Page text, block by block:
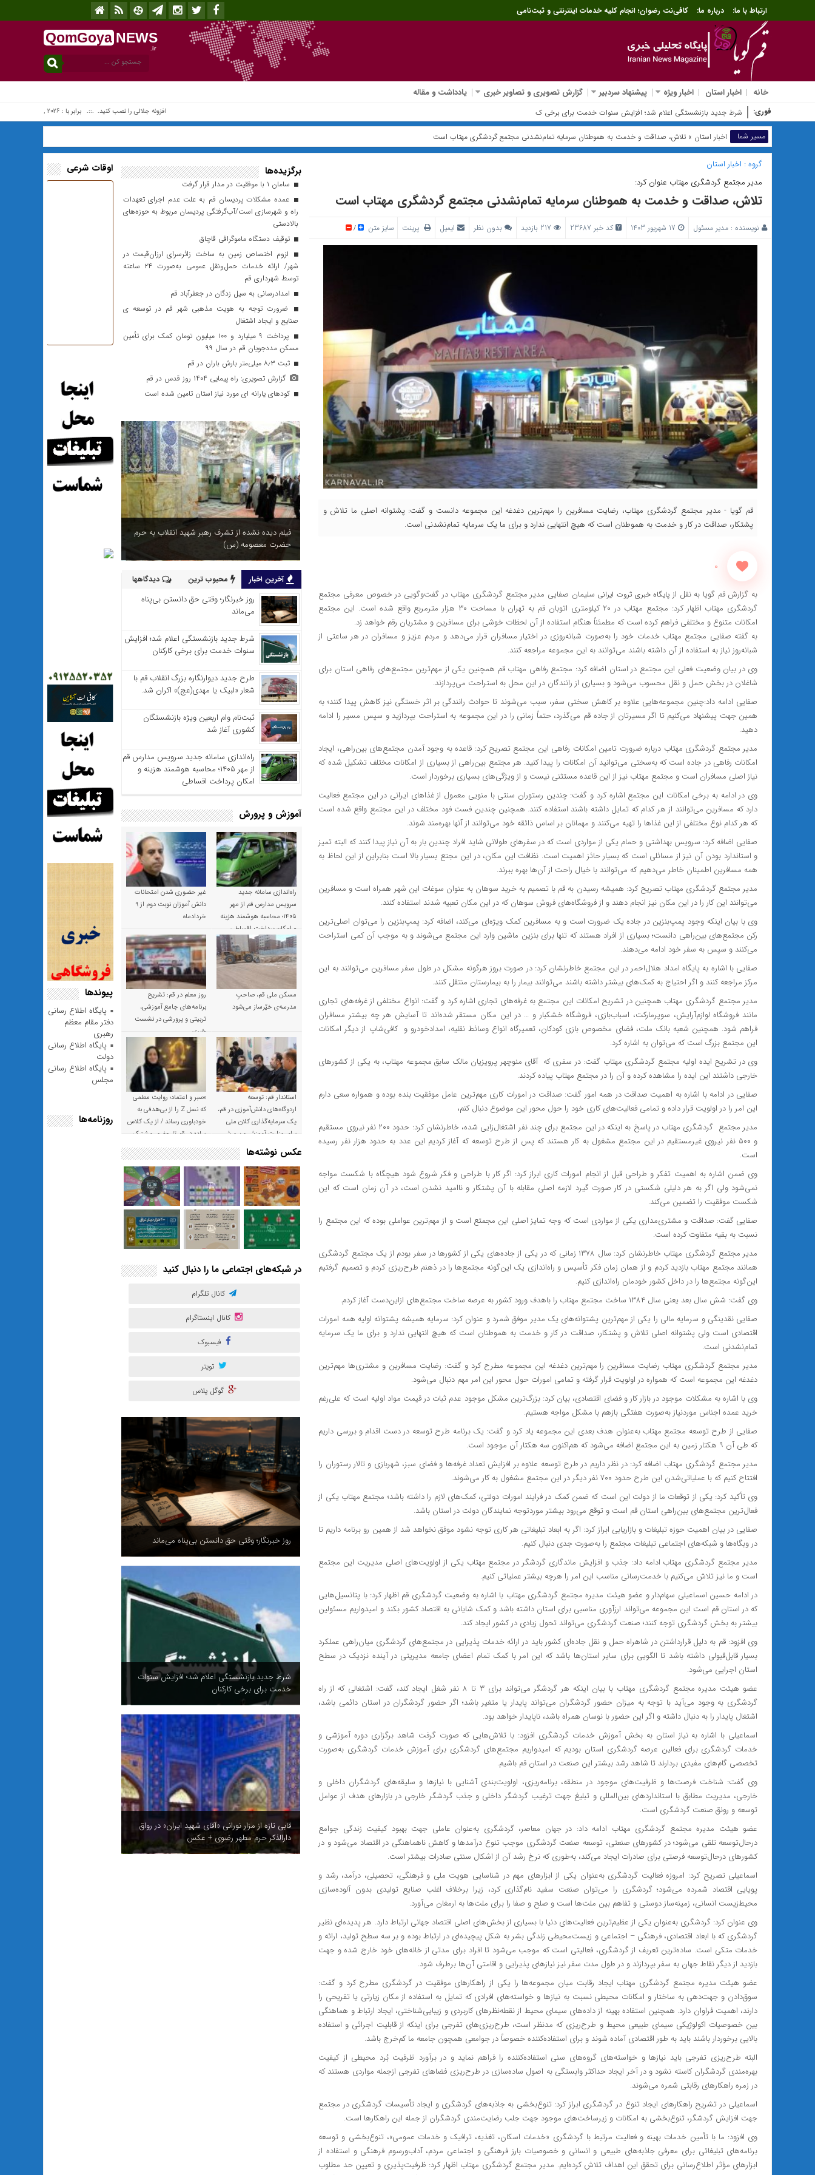
ارتباط با ما: درباره ما: کافی‌نت رضوان؛ انجام کلیه خدمات اینترنتی و ثبت‌نامی
QomGoya NEWS
.ir
خانه اخبار استان اخبار ویژه پیشنهاد سردبیر گزارش تصویری و تصاویر خبری یادداشت و مقاله
فوری: شرط جدید بازنشستگی اعلام شد؛ افزایش سنوات خدمت برای برخی کارکنان افزونه جلالی را نصب کنید. .::. برابر با : Friday, 7 August , 2026 .::. اخبار منتشر شده : 1 خبر
مسیر شما اخبار استان » تلاش، صداقت و خدمت به هموطنان سرمایه تمام‌نشدنی مجتمع گردشگری مهتاب است
گروه : اخبار استان
مدیر مجتمع گردشگری مهتاب عنوان کرد:
تلاش، صداقت و خدمت به هموطنان سرمایه تمام‌نشدنی مجتمع گردشگری مهتاب است
نویسنده : مدیر مسئول کد خبر 23687 بدون نظر ایمیل پرینت سایز متن /
قم گویا - مدیر مجتمع گردشگری مهتاب، رضایت مسافرین را مهم‌ترین دغدغه این مجموعه دانست و گفت: پشتوانه اصلی ما تلاش و
پشتکار، صداقت در کار و خدمت به هموطنان است که هیچ‌ انتهایی ندارد و برای ما یک سرمایه تمام‌نشدنی است.
0
به گزارش قم گویا به نقل از پایگاه خبری ثروت ایرانی سلیمان صفایی مدیر مجتمع گردشگری مهتاب در گفت‌وگویی در خصوص معرفی مجتمع
گردشگری مهتاب اظهار کرد: مجتمع مهتاب در ۲۰ کیلومتری اتوبان قم به تهران با مساحت ۳۰ هزار مترمربع واقع شده است. این مجتمع
امکانات متنوع و مختلفی فراهم کرده است که مطمئناً هنگام استفاده از آن لحظات خوشی برای مسافرین و مشتریان رقم خواهد زد.
به گفته صفایی مجتمع مهتاب خدمات خود را به‌صورت شبانه‌روزی در اختیار مسافران قرار می‌دهد و مردم عزیز و مسافران در هر ساعتی از
شبانه‌روز نیاز به استفاده از آن داشته باشند می‌توانند به این مجموعه مراجعه کنند.
وی در بیان وضعیت فعلی این مجتمع در استان اضافه کرد: مجتمع رفاهی مهتاب قم همچنین یکی از مهم‌ترین مجتمع‌های رفاهی استان برای
شاغلان در بخش حمل و نقل محسوب می‌شود و بسیاری از رانندگان در این محل به استراحت می‌پردازند.
صفایی ادامه داد:چنین مجموعه‌هایی علاوه بر کاهش سختی سفر، سبب می‌شوند تا حوادث رانندگی بر اثر خستگی نیز کاهش پیدا کنند؛ به
همین جهت پیشنهاد می‌کنیم تا اگر مسیرتان از جاده قم می‌گذرد، حتماً زمانی را در این مجموعه به استراحت بپردازید و سپس مسیر را ادامه
دهید.
مدیر مجتمع گردشگری مهتاب درباره ضرورت تامین امکانات رفاهی این مجتمع تصریح کرد: قاعده به وجود آمدن مجتمع‌های بین‌راهی، ایجاد
امکانات رفاهی در جاده‌ است که به‌سختی می‌توانید آن امکانات را پیدا کنید. هر مجتمع بین‌راهی از بسیاری از امکانات مختلف تشکیل شده که
نیاز اصلی مسافران است و مجتمع مهتاب نیز از این قاعده مستثنی نیست و از ویژگی‌های بسیاری برخوردار است.
وی در ادامه به برخی امکانات این مجتمع اشاره کرد و گفت: چندین رستوران سنتی با منویی معمول از غذاهای ایرانی در این مجتمع فعالیت
دارد که مسافرین می‌توانند از هر کدام که تمایل داشته باشند استفاده کنند. همچنین چندین فست فود مختلف در این مجتمع واقع شده است
که هر کدام نوع مختلفی از این غذاها را تهیه می‌کنند و مهمانان بر اساس ذائقه‌ خود می‌توانند از آنها بهره‌مند شوند.
صفایی اضافه کرد: سرویس بهداشتی و حمام یکی از مواردی است که در سفرهای طولانی شاید افراد چندین بار به آن نیاز پیدا کنند که البته تمیز
و استاندارد بودن آن نیز از مسائلی است که بسیار حائز اهمیت است. نظافت این مکان، در این مجتع بسیار بالا است بنابراین از این لحاظ به
همه مسافرین اطمینان خاطر می‌دهیم که می‌توانند با خیال راحت از آن‌ها بهره ببرند.
مدیر مجتمع گردشگری مهتاب تصریح کرد: همیشه رسیدن به قم با تصمیم به خرید سوهان به عنوان سوغات این شهر همراه است و مسافرین
می‌توانند این کار را در این مکان نیز انجام دهند و از فروشگاه‌های فروش سوهان که در این مکان تعبیه شدند استفاده کنند.
وی با بیان اینکه وجود پمپ‌بنزین در جاده یک ضرورت است و به مسافرین کمک ویژه‌ای می‌کند، اضافه کرد: پمپ‌بنزین را می‌توان اصلی‌ترین
رکن مجتمع‌های بین‌راهی دانست؛ بسیاری از افراد هستند که تنها برای بنزین ماشین وارد این مجتمع می‌شوند و به موجب آن کمی استراحت
می‌کنند و سپس به سفر خود ادامه می‌دهند.
صفایی با اشاره به پایگاه امداد هلال‌احمر در این مجتمع خاطرنشان کرد: در صورت بروز هرگونه مشکل در طول سفر مسافرین می‌توانند به این
مرکز مراجعه کنند و اگر احتیاج به کمک‌های بیشتر داشته باشند می‌توانند بیمار را به بیمارستان منتقل کنند.
مدیر مجتمع گردشگری مهتاب همچنین در تشریح امکانات این مجتمع به غرفه‌های تجاری اشاره کرد و گفت: انواع مختلفی از غرفه‌های تجاری
مانند فروشگاه لوازم‌آرایش، سوپرمارکت، اسباب‌بازی، فروشگاه خشکبار و … در این مکان مستقر شده‌اند تا آسایش هر چه بیشتر مسافران
فراهم شود. همچنین شعبه بانک ملت، فضای مخصوص بازی کودکان، تعمیرگاه انواع وسائط نقلیه، امدادخودرو و کافی‌شاپ از دیگر امکانات
این مجتمع بزرگ است که می‌توان به اشاره کرد.
وی در تشریح ایده اولیه مجتمع گردشگری مهتاب گفت: در سفری که آقای منوچهر پرویزیان مالک سابق مجموعه مهتاب، به یکی از کشورهای
خارجی داشتند این ایده را مشاهده کرده و آن را در مجتمع مهتاب پیاده کردند.
صفایی در ادامه با اشاره به اهمیت صداقت در همه امور گفت: صداقت در امورات کاری مهم‌ترین عامل موفقیت بنده بوده و همواره سعی دارم
این امر را در اولویت قرار داده و تمامی فعالیت‌های کاری خود را حول محور این موضوع دنبال کنم،
مدیر مجتمع گردشگری مهتاب در پاسخ به اینکه در این مجتمع برای چند نفر اشتغال‌زایی شده، خاطرنشان کرد: حدود ۲۰۰ نفر نیروی مستقیم
و ۵۰۰ نفر نیروی غیرمستقیم در این مجتمع مشغول به کار هستند که پس از طرح توسعه که آغاز کردیم این عدد به حدود هزار نفر رسیده
است.
وی ضمن اشاره به اهمیت تفکر و طراحی قبل از انجام امورات کاری ابراز کرد: اگر کار با طراحی و فکر شروع شود هیچگاه با شکست مواجه
نمی‌شود ولی اگر به هر دلیلی شکستی در کار صورت گیرد لازمه اصلی مقابله با آن پشتکار و ناامید نشدن است، در آن زمان است که این
شکست موفقیت را تضمین می‌کند.
صفایی گفت: صداقت و مشتری‌مداری یکی از مواردی است که وجه تمایز اصلی این مجمتع است و از مهم‌ترین عواملی بوده که این مجتمع را
نسبت به بقیه متفاوت کرده است.
مدیر مجتمع گردشگری مهتاب خاطرنشان کرد: سال ۱۳۷۸ زمانی که در یکی از جاده‌های یکی از کشورها در سفر بودم از یک مجتمع گردشگری
همانند مجتمع مهتاب بازدید کردم و از همان زمان فکر تأسیس و راه‌اندازی یک این‌گونه مجتمع‌ها را در ذهنم طرح‌ریزی کردم و تصمیم گرفتیم
این‌گونه مجتمع‌ها را در داخل کشور خودمان راه‌‌اندازی کنیم.
وی گفت: شش سال بعد یعنی سال ۱۳۸۴ ساخت مجتمع مهتاب را باهدف ورود کشور به عرصه ساخت مجتمع‌های ازاین‌دست آغاز کردم.
صفایی نقدینگی و سرمایه مالی را یکی از مهم‌ترین پشتوانه‌های یک مدیر موفق شمرد و عنوان کرد: سرمایه همیشه پشتوانه اولیه همه امورات
اقتصادی است ولی پشتوانه اصلی تلاش و پشتکار، صداقت در کار و خدمت به هموطنان است که هیچ‌ انتهایی ندارد و برای ما یک سرمایه
تمام‌نشدنی است.
مدیر مجتمع گردشگری مهتاب رضایت مسافرین را مهم‌ترین دغدغه این مجموعه مطرح کرد و گفت: رضایت مسافرین و مشتری‌ها مهم‌ترین
دغدغه این مجموعه است که همواره در اولویت قرار گرفته و تمامی امورات حول محور این امر مهم دنبال می‌شود.
وی با اشاره به مشکلات موجود در بازار کار و فضای اقتصادی، بیان کرد: بزرگ‌ترین مشکل موجود عدم ثبات در قیمت مواد اولیه است که علی‌رغم
خرید عمده اجناس موردنیاز به‌صورت هفتگی بازهم با مشکل مواجه هستیم.
صفایی از طرح توسعه مجتمع مهتاب به‌عنوان هدف بعدی این مجموعه یاد کرد و گفت: یک برنامه طرح توسعه در دست اقدام و بررسی داریم
که طی آن ۹ هکتار زمین به این مجتمع اضافه می‌شود که هم‌اکنون سه هکتار آن موجود است.
مدیر مجتمع گردشگری مهتاب اضافه کرد: در نظر داریم در طرح توسعه علاوه بر افزایش تعداد غرفه‌ها و فضای سبز، شهربازی و تالار رستوران را
افتتاح کنیم که با عملیاتی‌شدن این طرح حدود ۷۰۰ نفر دیگر در این مجتمع مشغول به کار می‌شوند.
وی تأکید کرد: یکی از توقعات ما از دولت این است که ضمن کمک در فرایند امورات دولتی، کمک‌های لازم را داشته باشد؛ مجتمع مهتاب یکی از
فعال‌ترین مجتمع‌های بین‌راهی استان قم است و توقع می‌رود بیشتر موردتوجه نمایندگان دولت در استان باشد.
صفایی در بیان اهمیت حوزه تبلیغات و بازاریابی ابراز کرد: اگر به ابعاد تبلیغاتی هر کاری توجه نشود موفق نخواهد شد از همین رو برنامه داریم تا
در وبگاه‌ها و شبکه‌های اجتماعی تبلیغات مجتمع را به‌صورت جدی دنبال کنیم.
مدیر مجتمع گردشگری مهتاب ادامه داد: جذب و افزایش ماندگاری گردشگر در مجتمع مهتاب یکی از اولویت‌های اصلی مدیریت این مجتمع
است و ما نیز تلاش می‌کنیم با خدمت‌رسانی مناسب این امر را هرچه بیشتر عملیاتی کنیم.
در ادامه حسین اسماعیلی سهام‌دار و عضو هیئت مدیره مجتمع گردشگری مهتاب با اشاره به وضعیت گردشگری قم اظهار کرد: با پتانسیل‌هایی
که در استان قم است این مجموعه می‌تواند ارزآوری مناسبی برای استان داشته باشد و کمک شایانی به اقتصاد کشور بکند و امیدواریم مسئولین
بیشتر به بخش گردشگری توجه کنند؛ صنعت گردشگری می‌تواند تحول زیادی در کشور ایجاد کند.
وی افزود: قم به دلیل قرارداشتن در شاهراه حمل و نقل جاده‌ای کشور باید در ارائه خدمات پذیرایی در مجتمع‌های گردشگری میان‌راهی عملکرد
بسیار قابل‌قبولی داشته باشد تا الگویی برای سایر استان‌ها باشد که این امر با کمک تمام اعضای جامعه مدیریتی در آینده نزدیک در سطح
استان اجرایی می‌شود.
عضو هیئت مدیره مجتمع گردشگری مهتاب با بیان اینکه هر گردشگر می‌تواند برای ۳ تا ۸ نفر شغل ایجاد کند، گفت: اشتغالی که از راه
گردشگری به وجود می‌آید با توجه ‌به میزان حضور گردشگران می‌تواند پایدار یا متغیر باشد؛ اگر حضور گردشگران در استان دائمی باشد،
اشتغال پایدار را به دنبال داشته و اگر این حضور با نوسان همراه باشد، ناپایدار خواهد بود.
اسماعیلی با اشاره به نیاز استان به بخش آموزش خدمات گردشگری افزود: با تلاش‌هایی که صورت گرفت شاهد برگزاری دوره آموزشی و
خدمات گردشگری برای فعالین عرصه گردشگری استان بودیم که امیدواریم مجتمع‌های گردشگری برای آموزش خدمات گردشگری به‌صورت
تخصصی گام‌های مفیدی بردارند تا شاهد رشد بیشتر این صنعت در استان قم باشیم.
وی گفت: شناخت فرصت‌ها و ظرفیت‌های موجود در منطقه، برنامه‌ریزی، اولویت‌بندی آشنایی با نیازها و سلیقه‌های گردشگران داخلی و
خارجی، مدیریت مطابق با استانداردهای بین‌المللی و تبلیغ جهت ترغیب گردشگر داخلی و جذب گردشگر خارجی در بازارهای هدف از عوامل
توسعه و رونق صنعت گردشگری است.
عضو هیئت مدیره مجتمع گردشگری مهتاب ادامه داد: در جهان معاصر، گردشگری به‌عنوان عاملی جهت بهبود کیفیت زندگی جوامع
درحال‌توسعه تلقی می‌شود؛ در کشورهای صنعتی، توسعه صنعت گردشگری موجب تنوع درآمدها و کاهش ناهماهنگی در اقتصاد می‌شود و در
کشورهای درحال‌توسعه فرصتی برای صادرات ایجاد می‌کند، به‌طوری که نرخ رشد آن از اشکال سنتی صادرات بیشتر است.
اسماعیلی تصریح کرد: امروزه فعالیت گردشگری به‌عنوان یکی از ابزارهای مهم در شناسایی هویت ملی و فرهنگی، تحصیلی، درآمد، رشد و
پویایی اقتصاد شمرده می‌شود؛ گردشگری را می‌توان صنعت سفید نام‌گذاری کرد، زیرا برخلاف اغلب صنایع تولیدی بدون آلوده‌سازی
محیط‌زیست انسانی، زمینه‌ساز دوستی و تفاهم بین ملت‌ها است و صلح و صفا را برای ملت‌ها به ارمغان می‌آورد.
وی عنوان کرد: گردشگری به‌عنوان یکی از عظیم‌ترین فعالیت‌های دنیا با بسیاری از بخش‌های اصلی اقتصاد جهانی ارتباط دارد. هر پدیده‌ای نظیر
گردشگری که با ابعاد اقتصادی، فرهنگی – اجتماعی و زیست‌محیطی زندگی بشر به شکل پیچیده‌ای در ارتباط بوده و بر سه سطح تولید، ارائه و
خدمات متکی است. ساده‌ترین تعریف از گردشگری، فعالیتی است که موجب می‌شود تا افراد برای مدتی از خانه‌های خود خارج شده و جهت
بازدید از دیگر نقاط جهان به سفر بپردازند و در طول مدت سفر نیز نیازهای پذیرایی و اقامتی آن‌ها برطرف شود.
عضو هیئت مدیره مجتمع گردشگری مهتاب ایجاد رقابت میان مجموعه‌ها را یکی از راهکارهای موفقیت در گردشگری مطرح کرد و گفت:
سوق‌دادن و جهت‌دهی به ساختار و امکانات محیطی نسبت به نیازها و خواسته‌های افرادی که تمایل به استفاده از مکان زیارتی یا تفریحی را
دارند، اهمیت فراوان دارد. همچنین استفاده بهینه از داده‌های سیمای محیط از نقطه‌نظرهای کاربردی و زیبایی‌شناختی، ایجاد ارتباط و هماهنگی
بین خصوصیات اکولوژیکی سیمای طبیعی محیط و طرح‌ریزی که مدنظر است، طرح‌ریزی‌های تفرجی برای اینکه از قابلیت اجرائی و استفاده
بالایی برخوردار باشند باید به طور اقتصادی آماده شوند و برای استفاده‌کننده خصوصاً در جوامعی همچون جامعه ما کم‌خرج باشد.
البته طرح‌ریزی تفرجی باید نیازها و خواسته‌های گروه‌های سنی استفاده‌کننده را فراهم نماید و در برآورد ظرفیت بُرد محیطی از کیفیت
بهره‌مندی گردشگران کاسته نشود و در آخر ایجاد حداکثر وابستگی به اصول ساده‌سازی در طرح‌ریزی فضاهای تفرجی ازجمله مواردی هستند که
در زمره راهکارهای رقابتی شمره می‌شوند.
اسماعیلی در تشریح راهکارهای ایجاد تنوع در گردشگری ابراز کرد: تنوع‌بخشی به جاذبه‌های گردشگری و ایجاد تأسیسات گردشگری در مجتمع
جهت افزایش گردشگر، تنوع‌بخشی به امکانات و زیرساخت‌های موجود جهت جلب رضایت‌مندی گردشگران از جمله این راهکارها است.
وی افزود: ما با تأمین خدمات بهینه و فعالیت مرتبط با گردشگری «خدمات اسکان، تغذیه، ترافیک و خدمات عمومی»، تنوع‌بخشی و توسعه
برنامه‌های تبلیغاتی برای معرفی جاذبه‌های طبیعی و انسانی و خصوصیات بارز فرهنگی و اجتماعی مردم، آداب‌ورسوم فرهنگی و استفاده از
ابزارهای مؤثر اطلاع‌رسانی برای تحقق این اهداف تلاش کرده‌ایم. مدیر مجتمع گردشگری مهتاب اظهار کرد: ظرفیت‌پذیری و تعیین حد مطلوب
برگزیده‌ها
سامان ۱ با موفقیت در مدار قرار گرفت
عمده مشکلات پردیسان قم به علت عدم اجرای تعهدات
راه و شهرسازی است/آب‌گرفتگی پردیسان مربوط به حوزه‌های
بالادستی
توقیف دستگاه ماموگرافی قاچاق
لزوم اختصاص زمین به ساخت زائرسرای ارزان‌قیمت در
شهر/ ارائه خدمات حمل‌ونقل عمومی به‌صورت ۲۴ ساعته
توسط شهرداری قم
امدادرسانی به سیل زدگان در جعفرآباد قم
ضرورت توجه به هویت مذهبی شهر قم در توسعه ی
صنایع و ایجاد اشتغال
پرداخت ۹ میلیارد و ۱۰۰ میلیون تومان کمک برای تأمین
مسکن مددجویان قم در سال ۹۹
ثبت ۸٫۳ میلی‌متر بارش باران در قم
گزارش تصویری: راه پیمایی ۱۴۰۴ روز قدس در قم
کودهای یارانه ای مورد نیاز استان تامین شده است
شب‌های بی‌خواب قم برای شهری هوشمند
آخرین اخبار محبوب ترین دیدگاهها
روز خبرنگار؛ وقتی حق دانستن بی‌پناه
می‌ماند
شرط جدید بازنشستگی اعلام شد؛ افزایش
سنوات خدمت برای برخی کارکنان
طرح جدید دیوارنگاره بزرگ انقلاب قم با
شعار «لبیک یا مهدی(عج)» اکران شد.
ثبت‌نام وام اربعین ویژه بازنشستگان
کشوری آغاز شد
راه‌اندازی سامانه جدید سرویس مدارس قم
از مهر ۱۴۰۵؛ محاسبه هوشمند هزینه و
امکان پرداخت اقساطی
آموزش و پرورش
راه‌اندازی سامانه جدید
سرویس مدارس قم از مهر
۱۴۰۵؛ محاسبه هوشمند هزینه
و امکان پرداخت اقساطی
غیر حضوری شدن امتحانات
دانش آموزان نوبت دوم از ۹
خردادماه
مسکن ملی قم، صاحبِ
مدرسه‌ی خیّرساز می‌شود
روز معلم در قم: تشریح
برنامه‌های جامع آموزشی،
تربیتی و پرورشی در نشست
خبری
استاندار قم: توسعه
اردوگاه‌های دانش‌آموزی در قم،
یک سرمایه‌گذاری کلان ملی
برای وزارت آموزش و پرورش
است
«صبر و اعتماد؛ روایت معلمی
که نسل Z را از بی‌هدفی به
خودباوری رساند / از یک کلاس
ساده در قم تا حضور مشترک
معلم و هنرجویان در مهم‌ترین
گالری قرآنی هوش مصنوعی
تهران
عکس نوشته‌ها
در شبکه‌های اجتماعی ما را دنبال کنید
کانال تلگرام
کانال اینستاگرام
فیسبوک
تویتر
گوگل پلاس
مجلس در ترازِ «نوسازیِ ملی» و ضرورتِ عبور از
تنازعاتِ پوچ
آمریکا یک کشتی مسافر بری را در یکی از اسکله‌های
ایران هدف قرار داد + فیلم
وداع مردم قم با قائد امت؛ روایت تصویری از حضور
پرشور مردم
اوقات شرعی
پیوندها
پایگاه اطلاع رسانی
دفتر مقام معظم
رهبری
پایگاه اطلاع رسانی
دولت
پایگاه اطلاع رسانی
مجلس
روزنامه‌ها